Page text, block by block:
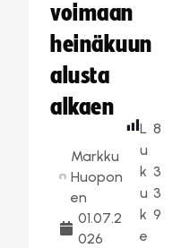
voimaan
heinäkuun
alusta
alkaen
Markku
Huopon
en
01.07.2
026
L
u
k
u
k
e
8
3
3
9